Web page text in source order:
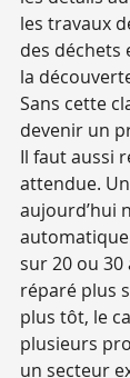
les travaux
des déchets
la
Sans cette
devenir un
Il faut aussi
attendue.
aujourd’hui
sur 20 ou
réparé plus
plus tôt, le
plusieurs
un secteur